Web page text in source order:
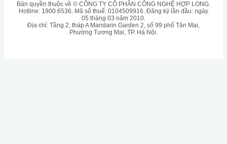
Bản quyền thuộc về © CÔNG TY CỔ PHẦN CÔNG NGHỆ HỢP LONG.
Hotline: 1900 6536. Mã số thuế: 0104509916. Đăng ký lần đầu: ngày
05 tháng 03 năm 2010.
Địa chỉ: Tầng 2, tháp A Mandarin Garden 2, số 99 phố Tân Mai,
Phường Tương Mai, TP. Hà Nội.